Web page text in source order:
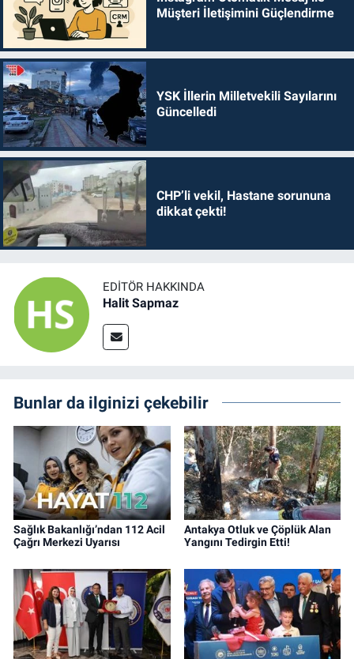
Müşteri İletişimini Güçlendirme
YSK İllerin Milletvekili Sayılarını
Güncelledi
CHP’li vekil, Hastane sorununa
dikkat çekti!
EDITÖR HAKKINDA
Halit Sapmaz
Bunlar da ilginizi çekebilir
Sağlık Bakanlığı’ndan 112 Acil
Çağrı Merkezi Uyarısı
Antakya Otluk ve Çöplük Alan
Yangını Tedirgin Etti!